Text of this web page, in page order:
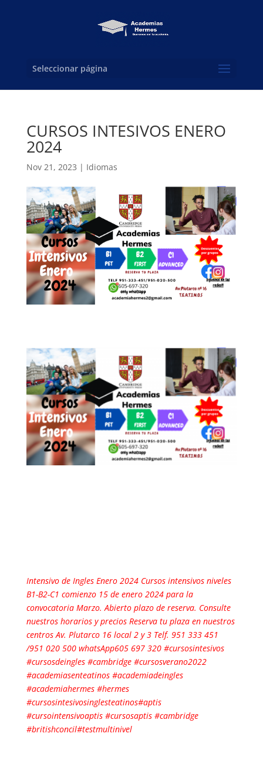
Seleccionar página
CURSOS INTESIVOS ENERO
2024
Nov 21, 2023 | Idiomas
Intensivo de Ingles Enero 2024 Cursos intensivos niveles
B1-B2-C1 comienzo 15 de enero 2024 para la
convocatoria Marzo. Abierto plazo de reserva. Consulte
nuestros horarios y precios Reserva tu plaza en nuestros
centros Av. Plutarco 16 local 2 y 3 Telf. 951 333 451
/951 020 500 whatsApp605 697 320 #cursosintesivos
#cursosdeingles #cambridge #cursosverano2022
#academiasenteatinos #academiadeingles
#academiahermes #hermes
#cursosintesivosinglesteatinos#aptis
#cursointensivoaptis #cursosaptis #cambridge
#britishconcil#testmultinivel